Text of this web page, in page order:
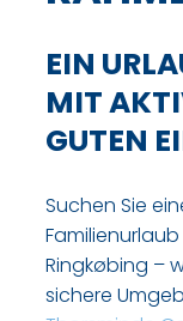
EIN
MIT
GUTEN
Suchen Sie
Ringkøbing –
sichere